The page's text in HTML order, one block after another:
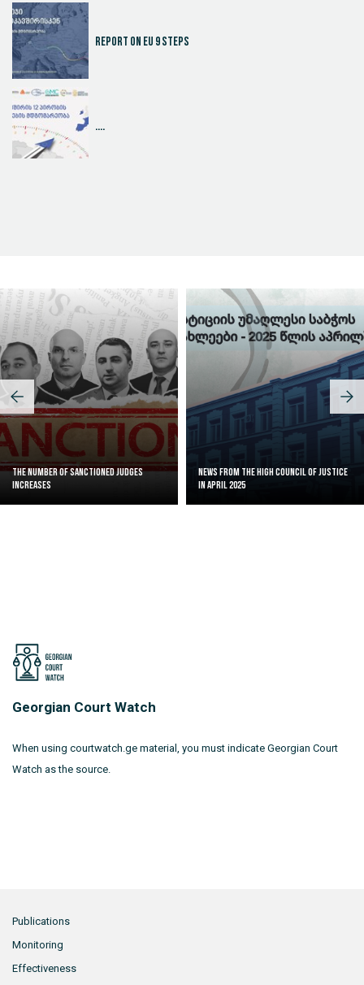
Report on EU 9 steps
....
The Number of Sanctioned judges
increases
News from the High Council of Justice
in April 2025
Georgian Court Watch
When using courtwatch.ge material, you must indicate Georgian Court
Watch as the source.
Publications
Monitoring
Effectiveness